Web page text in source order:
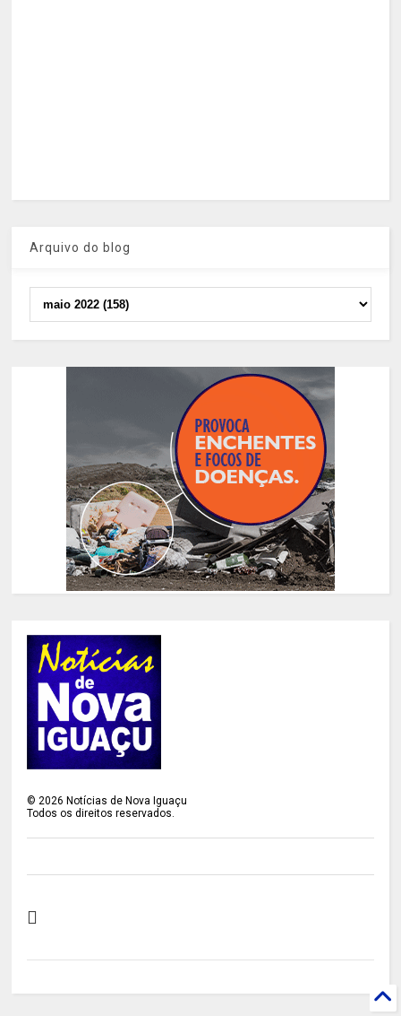
Arquivo do blog
©2026 Notícias de Nova Iguaçu
Todos os direitos reservados.